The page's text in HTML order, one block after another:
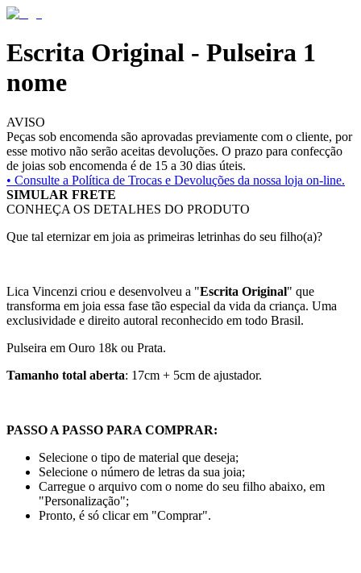
Escrita Original - Pulseira 1
nome
AVISO
Peças sob encomenda são aprovadas previamente com o cliente, por
esse motivo não serão aceitas devoluções. O prazo para confecção
de joias sob encomenda é de 15 a 30 dias úteis.
• Consulte a Política de Trocas e Devoluções da nossa loja on-line.
SIMULAR FRETE
CONHEÇA OS DETALHES DO PRODUTO
Que tal eternizar em joia as primeiras letrinhas do seu filho(a)?
Lica Vincenzi criou e desenvolveu a "Escrita Original" que
transforma em joia essa fase tão especial da vida da criança. Uma
exclusividade e direito autoral reconhecido em todo Brasil.
Pulseira em Ouro 18k ou Prata.
Tamanho total aberta: 17cm + 5cm de ajustador.
PASSO A PASSO PARA COMPRAR:
Selecione o tipo de material que deseja;
Selecione o número de letras da sua joia;
Carregue o arquivo com o nome do seu filho abaixo, em
"Personalização";
Pronto, é só clicar em "Comprar".